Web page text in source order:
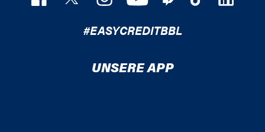
#EASYCREDITBBL
UNSERE APP